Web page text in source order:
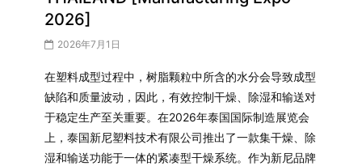
2026]
2026年7月1日
在塑料成型过程中，树脂颗粒中所含的水分会导致成型
缺陷和质量波动，因此，有效控制干燥、除湿和输送对
于稳定生产至关重要。在2026年泰国国际制造展览会
上，泰国新尼塑料技术有限公司推出了一款集干燥、除
湿和输送功能于一体的紧凑型干燥系统。作为新尼品牌